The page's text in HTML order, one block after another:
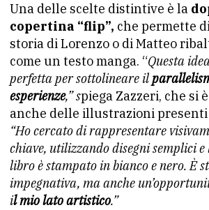
Una delle scelte distintive è la
copertina “flip”, che permette
storia di Lorenzo o di Matteo
come un testo manga. “Questa
perfetta per sottolineare il
esperienze,” spiega Zazzeri, che si
anche delle illustrazioni
“Ho cercato di rappresentare
chiave, utilizzando disegni semplici
libro è stampato in bianco e nero. È
impegnativa, ma anche
il mio lato artistico.”